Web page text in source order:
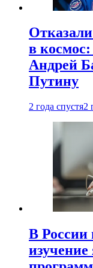
в
Андрей
Путину
2 года спустя2
В России